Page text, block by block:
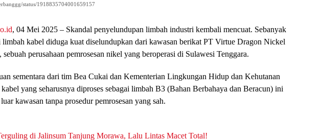
status/1918835704001659157
, 04 Mei 2025 – Skandal penyelundupan limbah industri kembali mencuat. Sebanyak
limbah kabel diduga kuat diselundupkan dari kawasan berikat PT Virtue Dragon Nickel
perusahaan pemrosesan nikel yang beroperasi di Sulawesi Tenggara.
sementara dari tim Bea Cukai dan Kementerian Lingkungan Hidup dan Kehutanan
yang seharusnya diproses sebagai limbah B3 (Bahan Berbahaya dan Beracun) ini
kawasan tanpa prosedur pemrosesan yang sah.
di Jalinsum Tanjung Morawa, Lalu Lintas Macet Total!